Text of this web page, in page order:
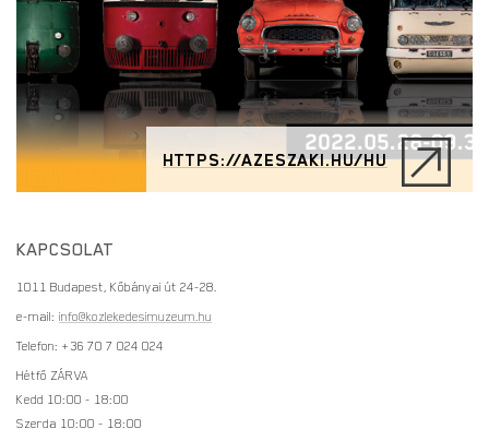
HTTPS://AZESZAKI.HU/HU
KAPCSOLAT
1011 Budapest, Kőbányai út 24-28.
e-mail: info@kozlekedesimuzeum.hu
Telefon: +36 70 7 024 024
Hétfő ZÁRVA
Kedd 10:00 - 18:00
Szerda 10:00 - 18:00